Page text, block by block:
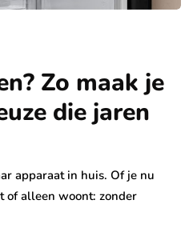
Zo maak je
die jaren
apparaat in huis. Of je nu
of alleen woont: zonder